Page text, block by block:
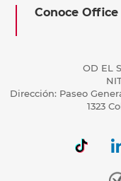
Conoce
OD EL
Dirección: Paseo
1323